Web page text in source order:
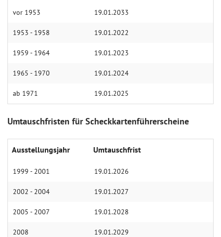
vor 1953 19.01.2033
1953 - 1958 19.01.2022
1959 - 1964 19.01.2023
1965 - 1970 19.01.2024
ab 1971 19.01.2025
Umtauschfristen für Scheckkartenführerscheine
Ausstellungsjahr Umtauschfrist
1999 - 2001 19.01.2026
2002 - 2004 19.01.2027
2005 - 2007 19.01.2028
2008 19.01.2029